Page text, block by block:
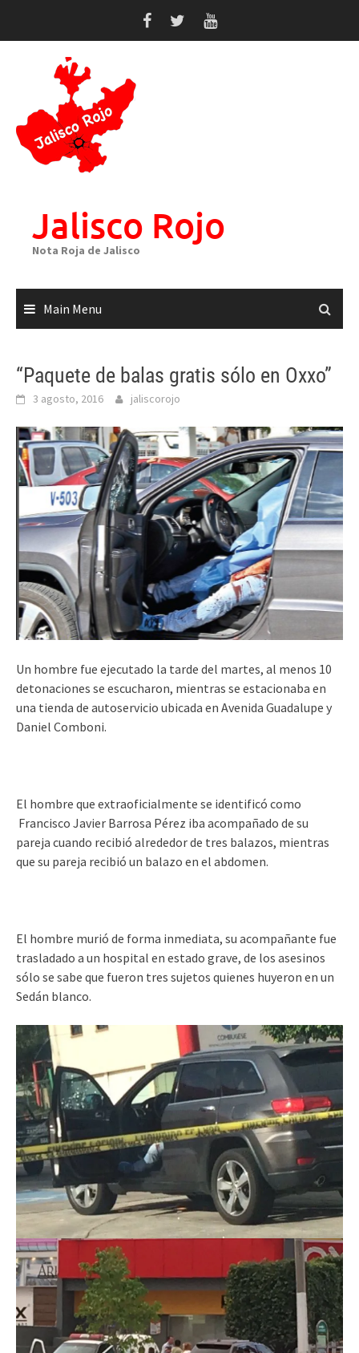
Jalisco Rojo
Nota Roja de Jalisco
Main Menu
“Paquete de balas gratis sólo en Oxxo”
3 agosto, 2016 jaliscorojo
Un hombre fue ejecutado la tarde del martes, al menos 10
detonaciones se escucharon, mientras se estacionaba en
una tienda de autoservicio ubicada en Avenida Guadalupe y
Daniel Comboni.
El hombre que extraoficialmente se identificó como
Francisco Javier Barrosa Pérez iba acompañado de su
pareja cuando recibió alrededor de tres balazos, mientras
que su pareja recibió un balazo en el abdomen.
El hombre murió de forma inmediata, su acompañante fue
trasladado a un hospital en estado grave, de los asesinos
sólo se sabe que fueron tres sujetos quienes huyeron en un
Sedán blanco.